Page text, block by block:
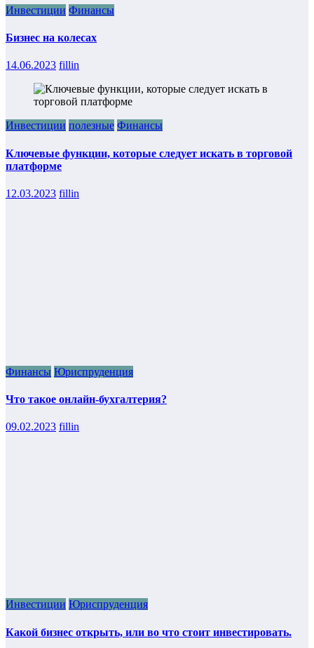
Инвестиции Финансы
Бизнес на колесах
14.06.2023 fillin
Инвестиции полезные Финансы
Ключевые функции, которые следует искать в торговой
платформе
12.03.2023 fillin
Финансы Юриспруденция
Что такое онлайн-бухгалтерия?
09.02.2023 fillin
Инвестиции Юриспруденция
Какой бизнес открыть, или во что стоит инвестировать.